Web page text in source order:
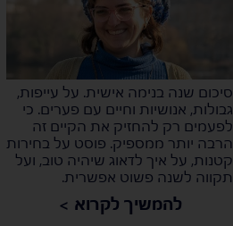
סיכום שנה בנימה אישית. על עייפות,
גבולות, אנושיות וחיים עם פערים. כי
לפעמים רק להחזיק את הקיים זה
הרבה יותר ממספיק. פוסט על בחירות
קטנות, על איך לדאוג שיהיה טוב, ועל
תקווה לשנה פשוט אפשרית.
להמשיך לקרוא >